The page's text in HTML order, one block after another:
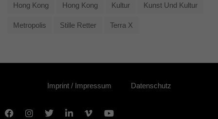
Hong Kong Hong Kong Kultur Kunst Und Kultur
Metropolis Stille Retter Terra X
Imprint / Impressum Datenschutz